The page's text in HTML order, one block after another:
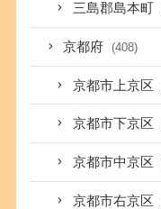
三島郡島本町
京都府 (408)
京都市上京区
京都市下京区
京都市中京区
京都市右京区